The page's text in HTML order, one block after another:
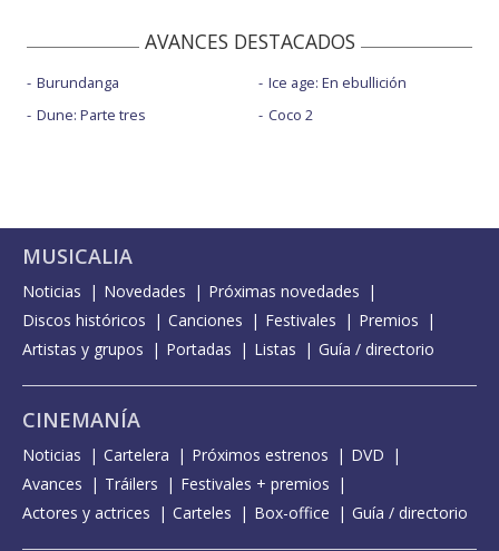
AVANCES DESTACADOS
Burundanga
Dune: Parte tres
Ice age: En ebullición
Coco 2
MUSICALIA
Noticias Novedades
Próximas novedades
Discos históricos
Canciones Festivales
Premios
Artistas y grupos
Portadas Listas Guía / directorio
CINEMANÍA
Noticias Cartelera Próximos estrenos
DVD
Avances
Tráilers
Festivales + premios
Actores y actrices
Carteles Box-office Guía / directorio